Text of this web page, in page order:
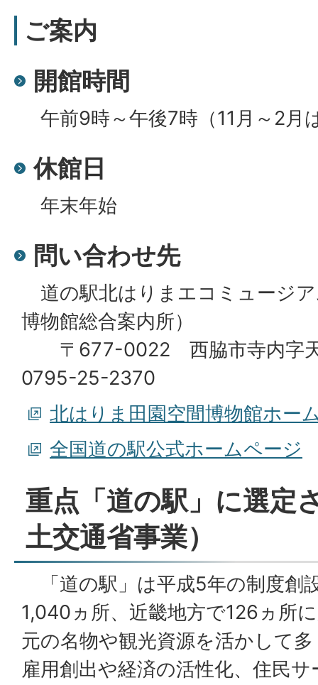
ご案内
開館時間
午前9時～午後7時（11月～2月
休館日
年末年始
問い合わせ先
道の駅北はりまエコミュージ
博物館総合案内所）
〒677-0022 西脇市寺内字
0795-25-2370
北はりま田園空間博物館ホー
全国道の駅公式ホームページ
重点「道の駅」に選定
土交通省事業）
「道の駅」は平成5年の制度創
1,040ヵ所、近畿地方で126ヵ所
元の名物や観光資源を活かして
雇用創出や経済の活性化、住民